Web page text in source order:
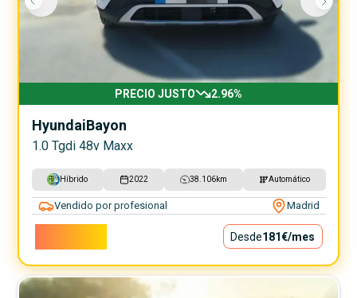
PRECIO JUSTO 2.96%
HyundaiBayon
1.0 Tgdi 48v Maxx
Híbrido 2022 38.106km Automático
Vendido por profesional Madrid
Desde181€/mes